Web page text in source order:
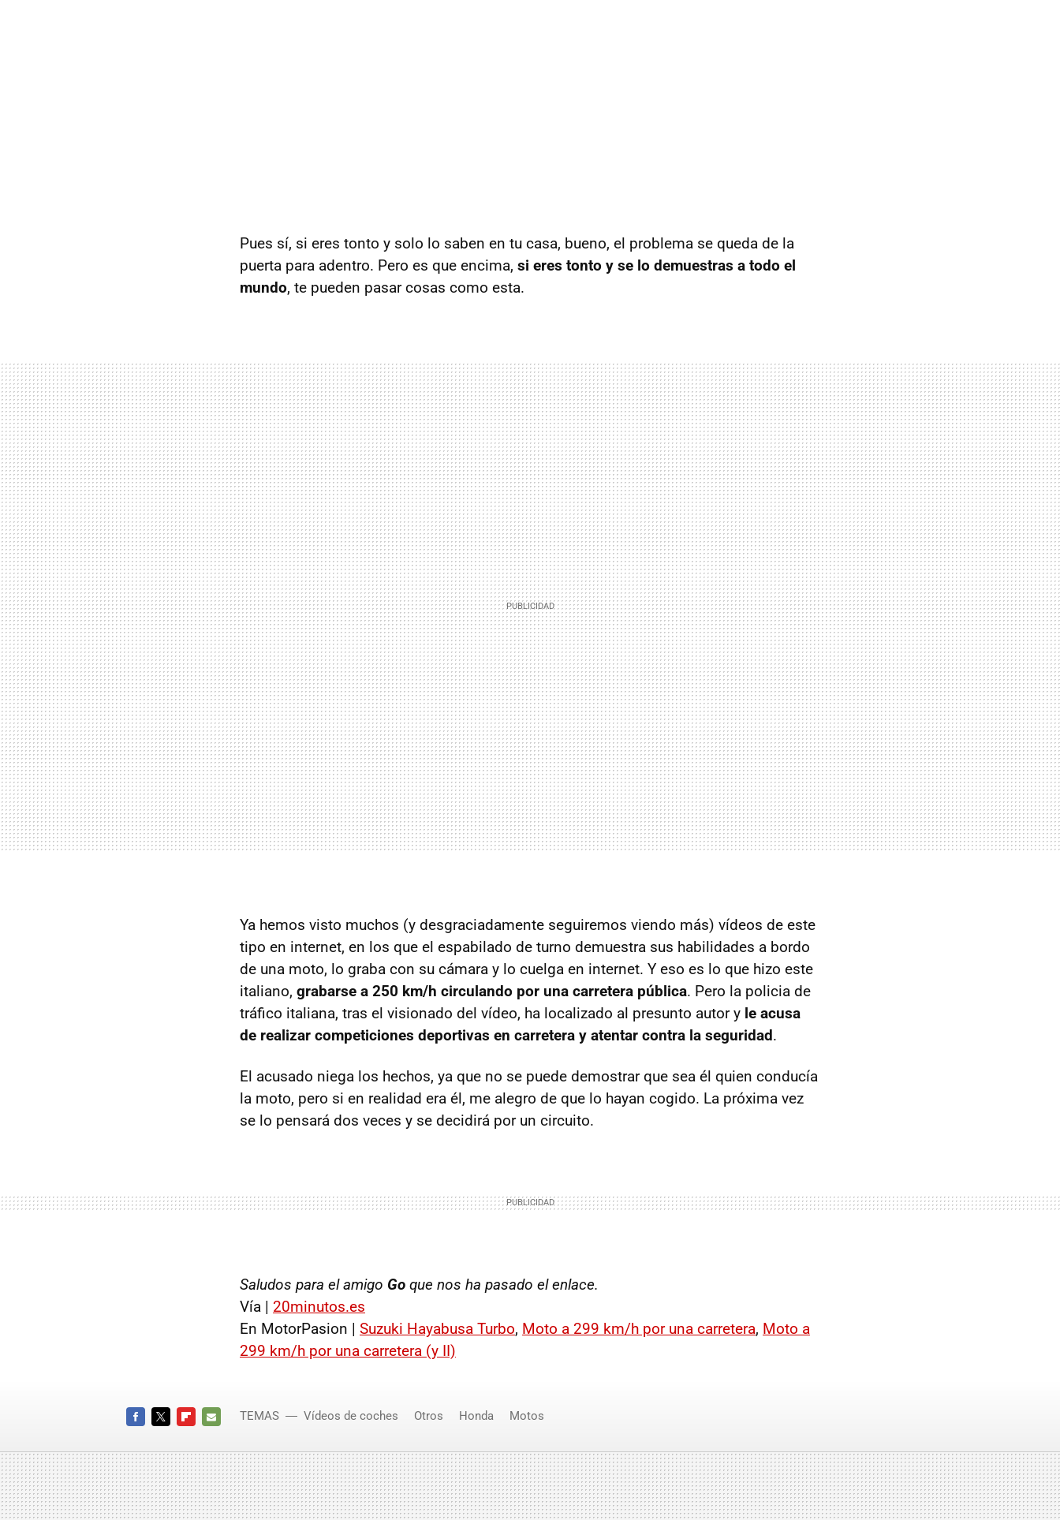
Pues sí, si eres tonto y solo lo saben en tu casa, bueno, el problema se queda de la
puerta para adentro. Pero es que encima, si eres tonto y se lo demuestras a todo el
mundo, te pueden pasar cosas como esta.
Ya hemos visto muchos (y desgraciadamente seguiremos viendo más) vídeos de este
tipo en internet, en los que el espabilado de turno demuestra sus habilidades a bordo
de una moto, lo graba con su cámara y lo cuelga en internet. Y eso es lo que hizo este
italiano, grabarse a 250 km/h circulando por una carretera pública. Pero la policia de
tráfico italiana, tras el visionado del vídeo, ha localizado al presunto autor y le acusa
de realizar competiciones deportivas en carretera y atentar contra la seguridad.
El acusado niega los hechos, ya que no se puede demostrar que sea él quien conducía
la moto, pero si en realidad era él, me alegro de que lo hayan cogido. La próxima vez
se lo pensará dos veces y se decidirá por un circuito.
Saludos para el amigo Go que nos ha pasado el enlace.
Vía | 20minutos.es
En MotorPasion | Suzuki Hayabusa Turbo, Moto a 299 km/h por una carretera, Moto a
299 km/h por una carretera (y II)
MAIL
TEMAS Vídeos de coches Otros Honda Motos